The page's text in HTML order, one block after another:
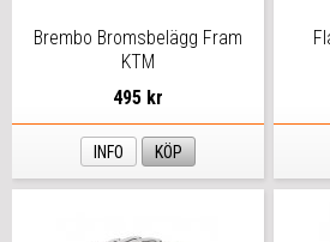
Brembo Bromsbelägg Fram
KTM
495 kr
INFO KÖP